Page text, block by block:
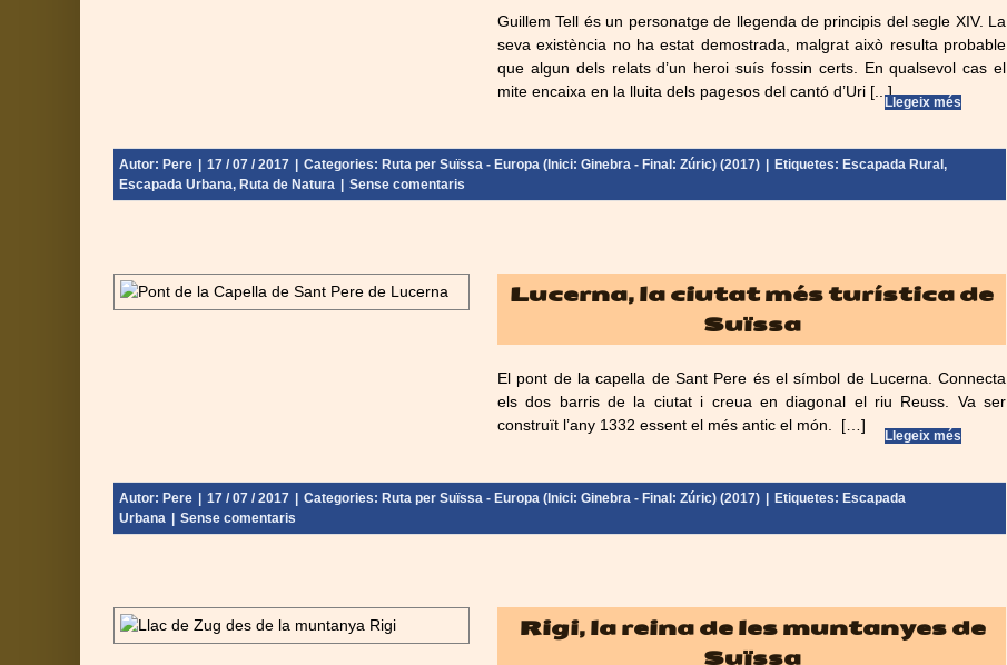
Guillem Tell és un personatge de llegenda de principis del segle XIV. La
seva existència no ha estat demostrada, malgrat això resulta probable
que algun dels relats d’un heroi suís fossin certs. En qualsevol cas el
mite encaixa en la lluita dels pagesos del cantó d’Uri [...]
Autor: Pere 17 / 07 / 2017 Categories: Ruta per Suïssa - Europa (Inici: Ginebra - Final: Zúric) (2017) Etiquetes: Escapada Rural ,
Escapada Urbana, Ruta de Natura Sense comentaris
Llegeix més
Lucerna, la ciutat més turística de
Suïssa
El pont de la capella de Sant Pere és el símbol de Lucerna. Connecta
els dos barris de la ciutat i creua en diagonal el riu Reuss. Va ser
construït l’any 1332 essent el més antic el món. […]
Autor: Pere 17 / 07 / 2017 Categories: Ruta per Suïssa - Europa (Inici: Ginebra - Final: Zúric) (2017) Etiquetes: Escapada
Urbana
Sense comentaris
Llegeix més
Rigi, la reina de les muntanyes de
Suïssa